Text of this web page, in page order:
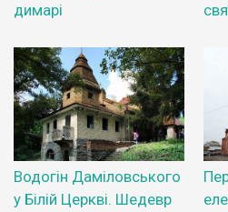
димарі
Водогін Даміловського
у Білій Церкві. Шедевр